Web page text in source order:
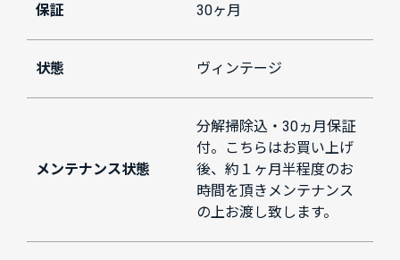
保証 30ヶ月
状態 ヴィンテージ
メンテナンス状態
分解掃除込・30ヵ月保証
付。こちらはお買い上げ
後、約１ヶ月半程度のお
時間を頂きメンテナンス
の上お渡し致します。